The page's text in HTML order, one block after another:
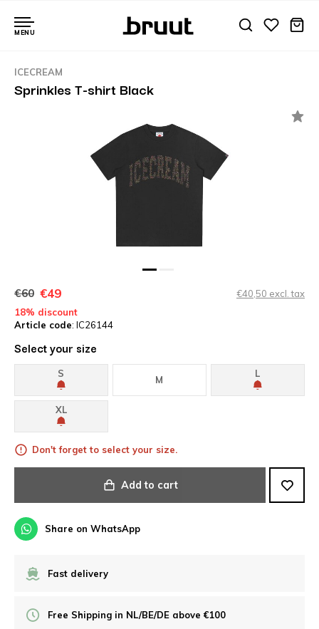
MENU
ICECREAM
Sprinkles T-shirt Black
€60 €49
€40,50 excl. tax
18% discount
Article code: IC26144
Select your size
S
M
L
XL
Don't forget to select your size.
Add to cart
Share on WhatsApp
Fast delivery
Free Shipping in NL/BE/DE above €100